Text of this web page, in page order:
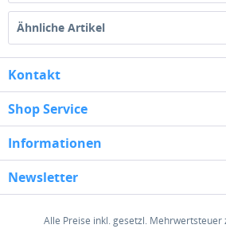
Ähnliche Artikel
Kontakt
Shop Service
Informationen
Newsletter
Alle Preise inkl. gesetzl. Mehrwertsteuer